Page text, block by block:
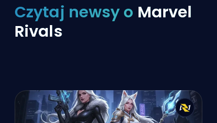
Czytaj newsy o Marvel
Rivals